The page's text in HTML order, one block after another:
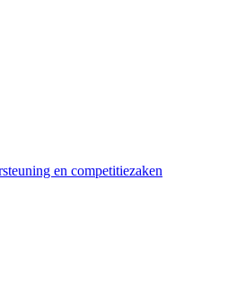
en competitiezaken